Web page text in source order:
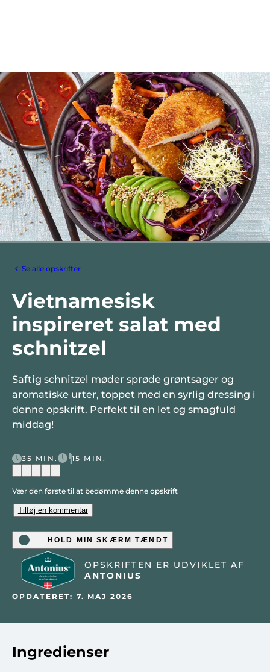
Se alle opskrifter
Vietnamesisk
inspireret salat med
schnitzel
Saftig schnitzel møder sprøde grøntsager og
aromatiske urter, toppet med en syrlig dressing i
denne opskrift. Perfekt til en let og smagfuld
middag!
35 MIN. 15 MIN.
Vær den første til at bedømme denne opskrift
Tilføj en kommentar
HOLD MIN SKÆRM TÆNDT
OPSKRIFTEN ER UDVIKLET AF
ANTONIUS
OPDATERET: 7. MAJ 2026
Ingredienser